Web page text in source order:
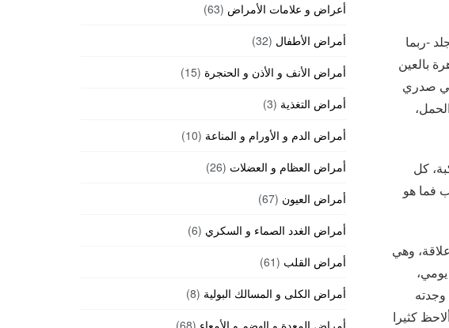
-ربما
بالعين
في صدري
كل
فما هو
وهي
كثيرا
أعراض و علامات الأمراض (63)
أمراض الأطفال (32)
أمراض الأنف و الأذن و الحنجرة (15)
أمراض التغذية (3)
أمراض الدم و الأورام و المناعة (10)
أمراض العظام و العضلات (26)
أمراض العيون (67)
أمراض الغدد الصماء و السكري (6)
أمراض القلب (61)
أمراض الكلى و المسالك البولية (8)
أمراض المعدة و الهضم و الأمعاء (68)